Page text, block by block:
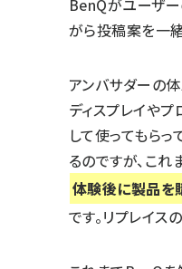
BenQがユーザ
がら投稿案を一
アンバサダーの
ディスプレイや
して使ってもら
るのですが、これ
体験後に製品を
です。リプレイス